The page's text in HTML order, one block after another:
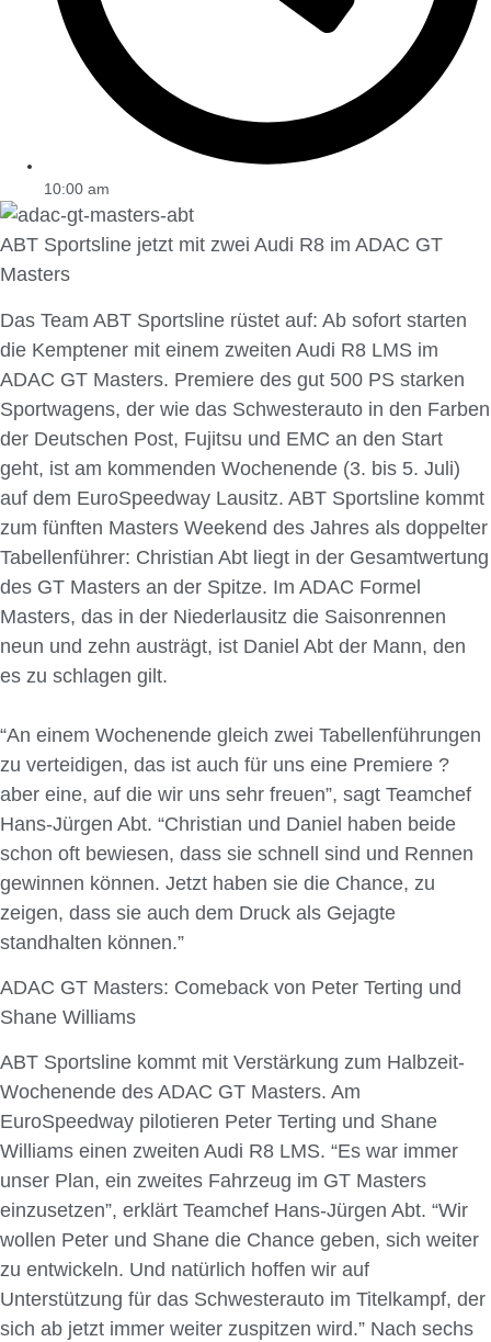
10:00 am
ABT Sportsline jetzt mit zwei Audi R8 im ADAC GT
Masters
Das Team ABT Sportsline rüstet auf: Ab sofort starten
die Kemptener mit einem zweiten Audi R8 LMS im
ADAC GT Masters. Premiere des gut 500 PS starken
Sportwagens, der wie das Schwesterauto in den Farben
der Deutschen Post, Fujitsu und EMC an den Start
geht, ist am kommenden Wochenende (3. bis 5. Juli)
auf dem EuroSpeedway Lausitz. ABT Sportsline kommt
zum fünften Masters Weekend des Jahres als doppelter
Tabellenführer: Christian Abt liegt in der Gesamtwertung
des GT Masters an der Spitze. Im ADAC Formel
Masters, das in der Niederlausitz die Saisonrennen
neun und zehn austrägt, ist Daniel Abt der Mann, den
es zu schlagen gilt.
“An einem Wochenende gleich zwei Tabellenführungen
zu verteidigen, das ist auch für uns eine Premiere ?
aber eine, auf die wir uns sehr freuen”, sagt Teamchef
Hans-Jürgen Abt. “Christian und Daniel haben beide
schon oft bewiesen, dass sie schnell sind und Rennen
gewinnen können. Jetzt haben sie die Chance, zu
zeigen, dass sie auch dem Druck als Gejagte
standhalten können.”
ADAC GT Masters: Comeback von Peter Terting und
Shane Williams
ABT Sportsline kommt mit Verstärkung zum Halbzeit-
Wochenende des ADAC GT Masters. Am
EuroSpeedway pilotieren Peter Terting und Shane
Williams einen zweiten Audi R8 LMS. “Es war immer
unser Plan, ein zweites Fahrzeug im GT Masters
einzusetzen”, erklärt Teamchef Hans-Jürgen Abt. “Wir
wollen Peter und Shane die Chance geben, sich weiter
zu entwickeln. Und natürlich hoffen wir auf
Unterstützung für das Schwesterauto im Titelkampf, der
sich ab jetzt immer weiter zuspitzen wird.” Nach sechs